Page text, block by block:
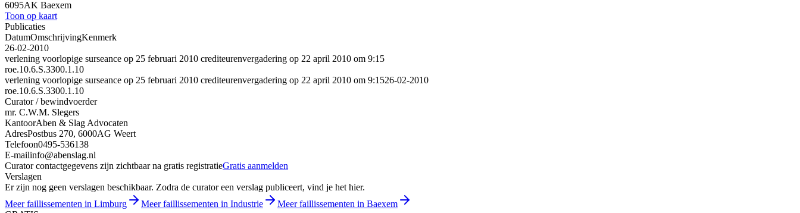
6095AK Baexem
Toon op kaart
Publicaties
DatumOmschrijvingKenmerk
26-02-2010
verlening voorlopige surseance op 25 februari 2010 crediteurenvergadering op 22 april 2010 om 9:15
roe.10.6.S.3300.1.10
verlening voorlopige surseance op 25 februari 2010 crediteurenvergadering op 22 april 2010 om 9:1526-02-2010
roe.10.6.S.3300.1.10
Curator / bewindvoerder
mr. C.W.M. Slegers
KantoorAben & Slag Advocaten
AdresPostbus 270, 6000AG Weert
Telefoon0495-536138
E-mailinfo@abenslag.nl
Curator contactgegevens zijn zichtbaar na gratis registratieGratis aanmelden
Verslagen
Er zijn nog geen verslagen beschikbaar. Zodra de curator een verslag publiceert, vind je het hier.
Meer faillissementen in Limburg
Meer faillissementen in Industrie
Meer faillissementen in Baexem